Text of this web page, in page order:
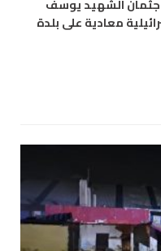
جثمان الشهيد يوسف
معادية على بلدة